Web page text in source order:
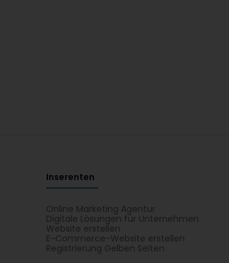
Inserenten
Online Marketing Agentur
Digitale Lösungen für Unternehmen
Website erstellen
E-Commerce-Website erstellen
Registrierung Gelben Seiten